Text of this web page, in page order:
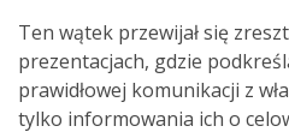
Ten wątek przewijał się
prezentacjach, gdzie
prawidłowej komunikacji z
tylko informowania ich o